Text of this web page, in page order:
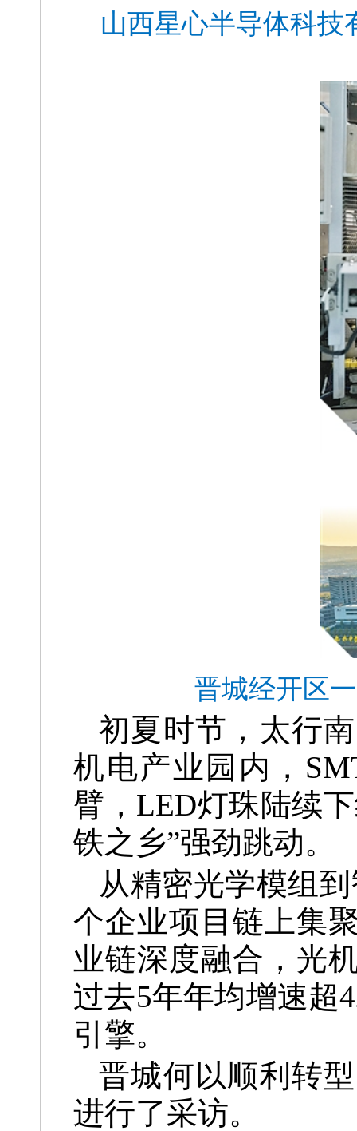
山西星心半导体科技
晋城经开区
初夏时节，太行
机电产业园内，
臂，LED灯珠陆续
铁之乡”强劲跳动。
从精密光学模组
个企业项目链上集
业链深度融合，光
过去5年年均增速超
引擎。
晋城何以顺利转
进行了采访。